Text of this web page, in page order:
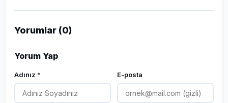
Yorumlar (0)
Yorum Yap
Adınız * E-posta